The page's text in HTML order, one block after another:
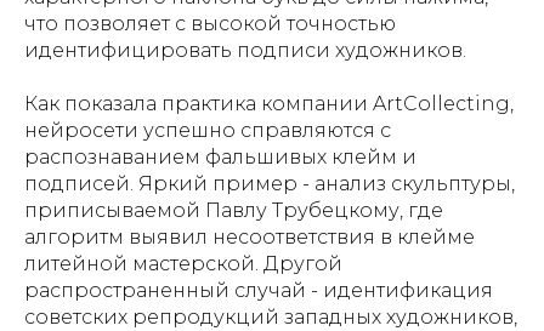
что позволяет с высокой точностью
идентифицировать подписи художников.
Как показала практика компании ArtCollecting,
нейросети успешно справляются с
распознаванием фальшивых клейм и
подписей. Яркий пример - анализ скульптуры,
приписываемой Павлу Трубецкому, где
алгоритм выявил несоответствия в клейме
литейной мастерской. Другой
распространенный случай - идентификация
советских репродукций западных художников,